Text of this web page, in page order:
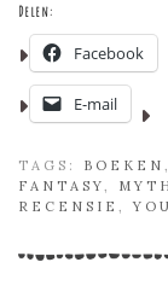
Delen:
Facebook
E-mail
TAGS: BOEKEN
FANTASY
RECENSIE
,